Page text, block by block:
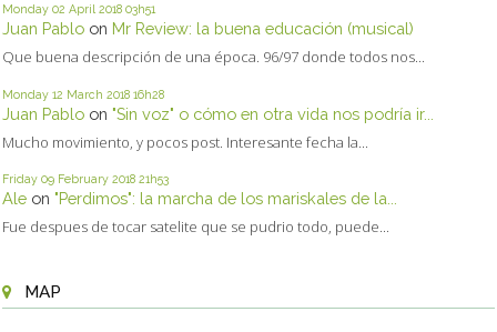
Monday 02 April 2018 03h51
Juan Pablo on Mr Review: la buena educación (musical)
Que buena descripción de una época. 96/97 donde todos nos...
Monday 12 March 2018 16h28
Juan Pablo on "Sin voz" o cómo en otra vida nos podría ir...
Mucho movimiento, y pocos post. Interesante fecha la...
Friday 09 February 2018 21h53
Ale on "Perdimos": la marcha de los mariskales de la...
Fue despues de tocar satelite que se pudrio todo, puede...
MAP